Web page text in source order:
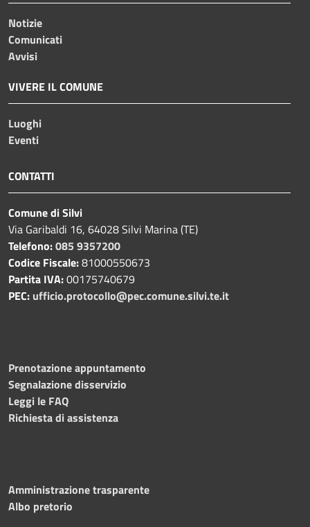
Notizie
Comunicati
Avvisi
VIVERE IL COMUNE
Luoghi
Eventi
CONTATTI
Comune di Silvi
Via Garibaldi 16, 64028 Silvi Marina (TE)
Telefono:085 9357200
Codice Fiscale:81000550673
Partita IVA:00175740679
PEC: ufficio.protocollo@pec.comune.silvi.te.it
Prenotazione appuntamento
Segnalazione disservizio
Leggi le FAQ
Richiesta di assistenza
Amministrazione trasparente
Albo pretorio